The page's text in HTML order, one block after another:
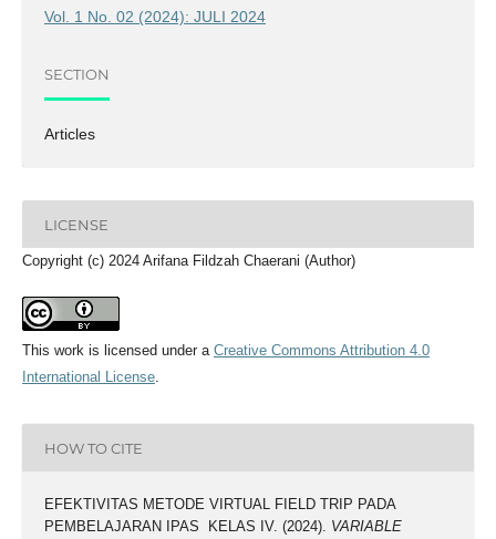
Vol. 1 No. 02 (2024): JULI 2024
SECTION
Articles
LICENSE
Copyright (c) 2024 Arifana Fildzah Chaerani (Author)
This work is licensed under a Creative Commons Attribution 4.0
International License.
HOW TO CITE
EFEKTIVITAS METODE VIRTUAL FIELD TRIP PADA
PEMBELAJARAN IPAS KELAS IV. (2024). VARIABLE